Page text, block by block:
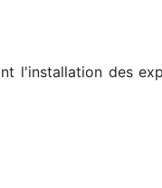
l'installation des